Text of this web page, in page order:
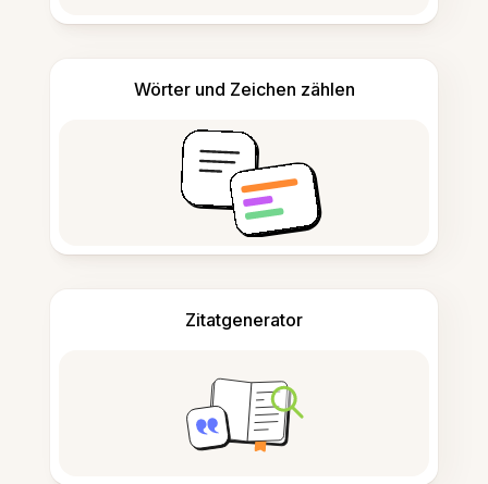
Wörter und Zeichen zählen
Zitatgenerator